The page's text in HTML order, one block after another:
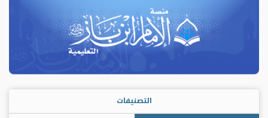
التصنيفات